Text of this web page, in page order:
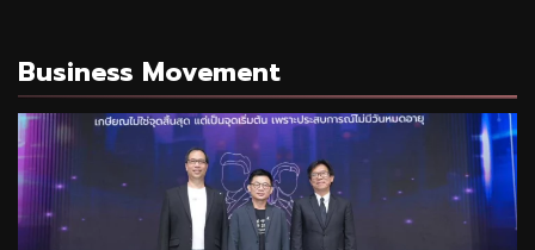
Business Movement